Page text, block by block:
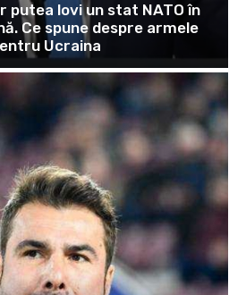
putea lovi un stat NATO în
Ce spune despre armele
Ucraina